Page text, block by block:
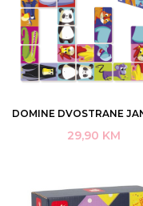
29,90 KM